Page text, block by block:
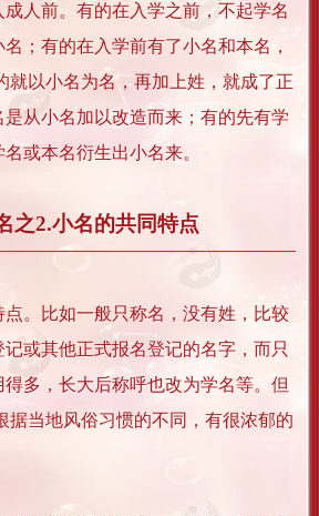
人前。有的在入学之前，不起学名
；有的在入学前有了小名和本名，
就以小名为名，再加上姓，就成了正
从小名加以改造而来；有的先有学
或本名衍生出小名来。
之2.小名的共同特点
。比如一般只称名，没有姓，比较
或其他正式报名登记的名字，而只
多，长大后称呼也改为学名等。但
据当地风俗习惯的不同，有很浓郁的